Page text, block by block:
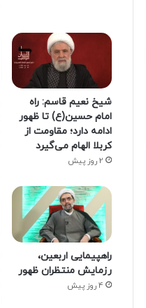
شیخ نعیم قاسم: راه
امام حسین(ع) تا ظهور
ادامه دارد؛ مقاومت از
کربلا الهام می‌گیرد
2 روز پیش
راهپیمایی اربعین،
رزمایش منتظران ظهور
4 روز پیش